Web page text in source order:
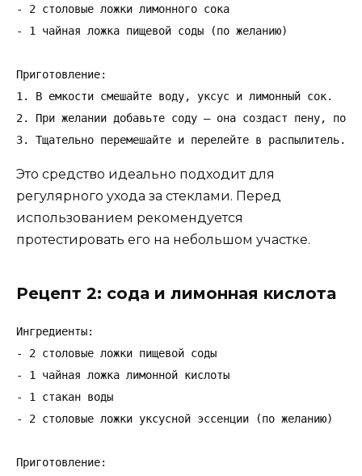
- 2 столовые ложки лимонного сока
- 1 чайная ложка пищевой соды (по желанию)
Приготовление:
1. В емкости смешайте воду, уксус и лимонный сок.
2. При желании добавьте соду — она создаст пену,
Это средство идеально подходит для
регулярного ухода за стеклами. Перед
использованием рекомендуется
протестировать его на небольшом участке.
Рецепт 2: сода и лимонная кислота
Ингредиенты:
- 2 столовые ложки пищевой соды
- 1 чайная ложка лимонной кислоты
- 1 стакан воды
- 2 столовые ложки уксусной эссенции (по желанию)
Приготовление: